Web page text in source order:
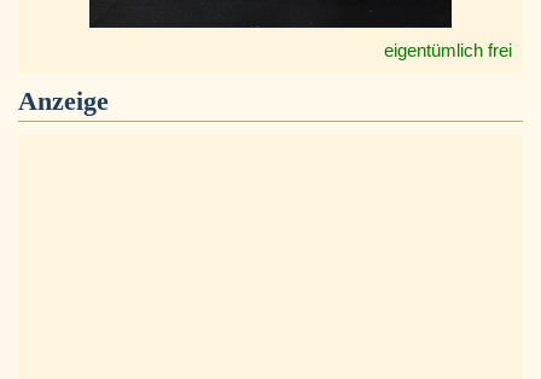
eigentümlich frei
Anzeige